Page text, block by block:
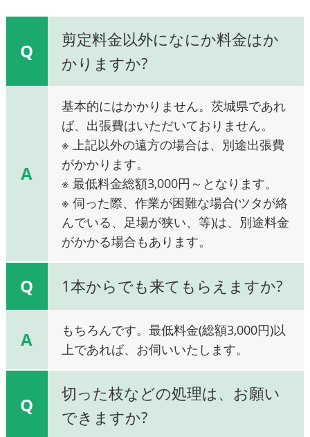
Q
剪定料金以外になにか料金はか
かりますか?
A
基本的にはかかりません。茨城県であれ
ば、出張費はいただいておりません。
※ 上記以外の遠方の場合は、別途出張費
がかかります。
※ 最低料金総額3,000円～となります。
※ 伺った際、作業が困難な場合(ツタが絡
んでいる、足場が狭い、等)は、別途料金
がかかる場合もあります。
Q 1本からでも来てもらえますか?
A
もちろんです。最低料金(総額3,000円)以
上であれば、お伺いいたします。
Q
切った枝などの処理は、お願い
できますか?